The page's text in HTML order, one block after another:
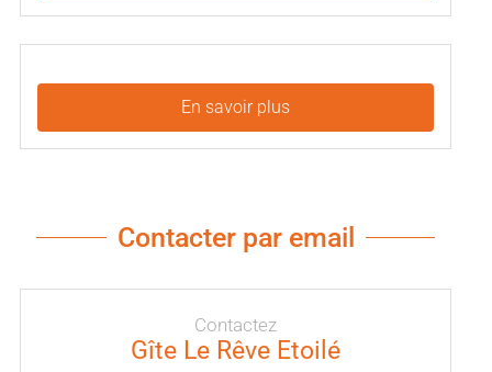
En savoir plus
Contacter par email
Contactez
Gîte Le Rêve Etoilé